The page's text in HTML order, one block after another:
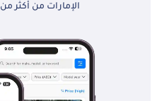
الإمارات من أكثر من 350 وكيل معتمد.